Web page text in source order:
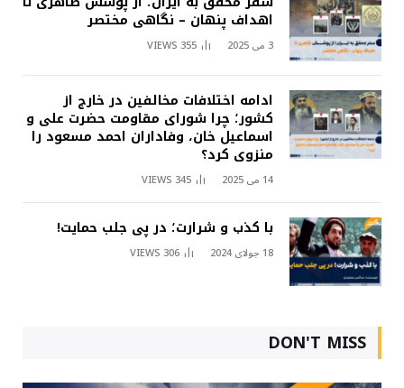
اهداف پنهان – نگاهی مختصر
3 می 2025 355
VIEWS
ادامه اختلافات مخالفین در خارج از
کشور؛ چرا شورای مقاومت حضرت علی و
اسماعیل خان، وفاداران احمد مسعود را
منزوی کرد؟
14 می 2025 345
VIEWS
با کذب و شرارت؛ در پی جلب حمایت!
18 جولای 2024 306
VIEWS
DON'T MISS